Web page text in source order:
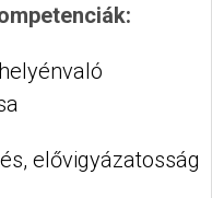
elővigyázatosság